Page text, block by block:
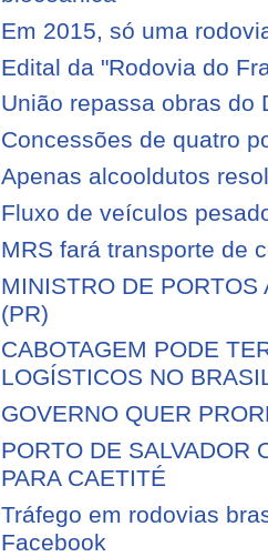
Em 2015, só uma
Edital da "Rodovia do
União repassa obras do
Concessões de quatro
Apenas alcooldutos
Fluxo de veículos
MRS fará transporte de
MINISTRO DE
(PR)
CABOTAGEM PODE
LOGÍSTICOS NO
GOVERNO QUER
PORTO DE SALVADOR
PARA CAETITÉ
Tráfego em rodovias
Facebook